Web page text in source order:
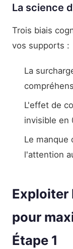
La science
Trois biais
vos supports :
La
L'effet de
invisible en
Le manque
l'attention
Exploiter
pour
Étape 1